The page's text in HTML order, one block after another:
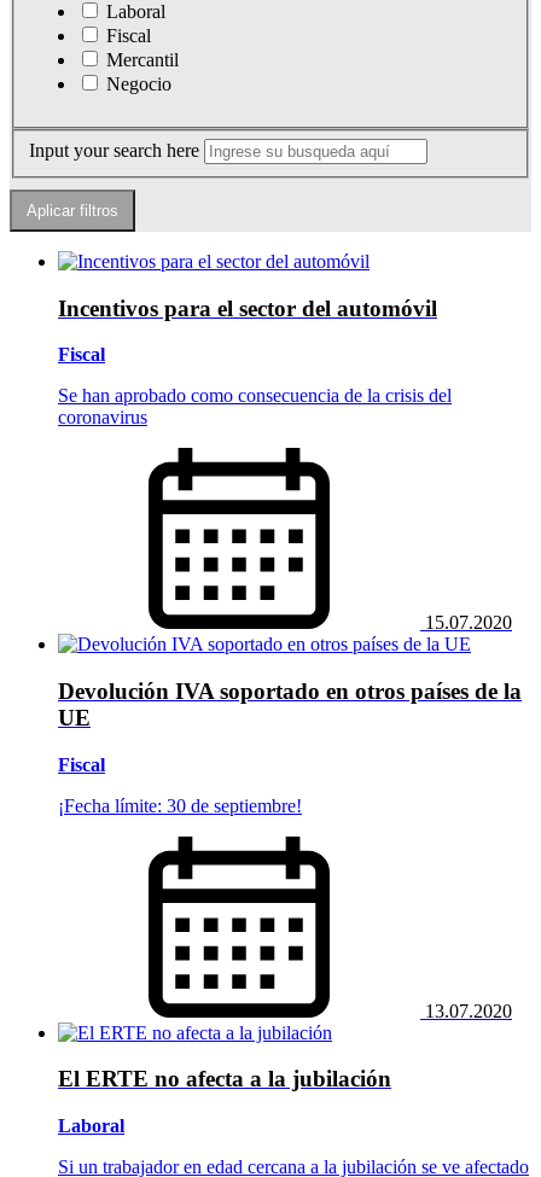
Laboral
Fiscal
Mercantil
Negocio
Input your search here
Incentivos para el sector del automóvil
Fiscal
Se han aprobado como consecuencia de la crisis del
coronavirus
15.07.2020
Devolución IVA soportado en otros países de la
UE
Fiscal
¡Fecha límite: 30 de septiembre!
13.07.2020
El ERTE no afecta a la jubilación
Laboral
Si un trabajador en edad cercana a la jubilación se ve afectado